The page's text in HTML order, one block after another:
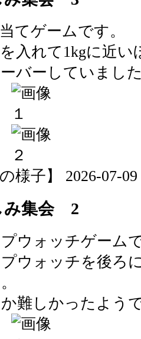
てゲームです。
入れて1kgに近
バーしていまし
の様子】 2026-07-
み集会 2
ウォッチゲーム
ウォッチを後ろ
難しかったよう